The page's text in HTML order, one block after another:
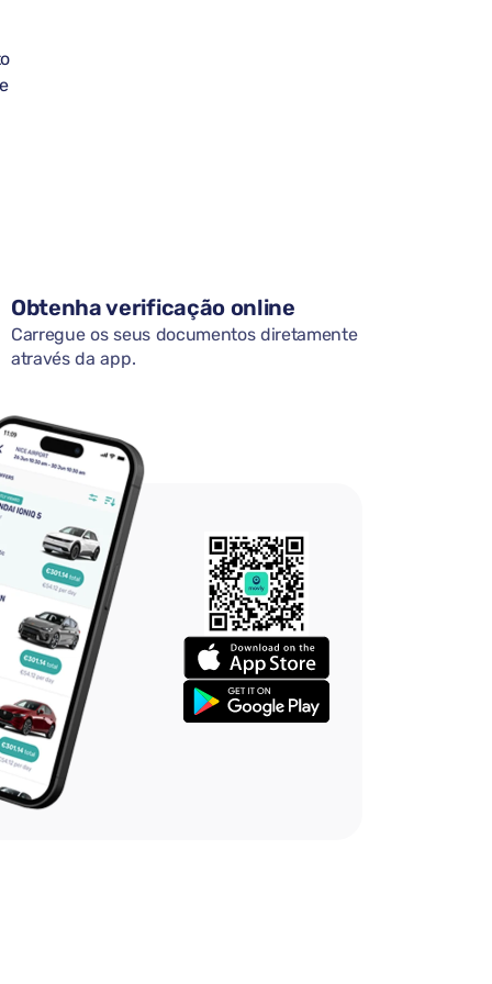
Obtenha verificação online
Carregue os seus documentos diretamente
através da app.